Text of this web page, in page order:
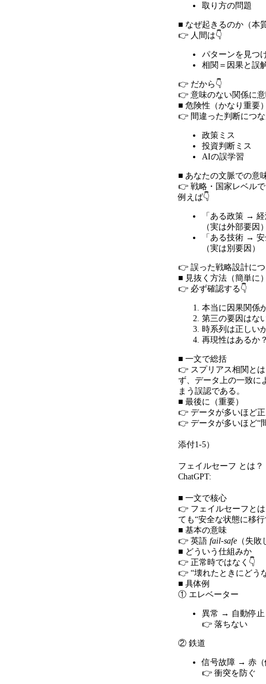
取り方の問題
■ なぜ起きるのか（本
👉 人間は👇
パターンを見つ
相関＝因果と誤
👉 だから👇
👉 意味のない関係に
■ 危険性（かなり重要
👉 間違った判断につ
政策ミス
投資判断ミス
AIの誤学習
■ あなたの文脈での意
👉 戦略・国家レベル
例えば👇
「ある政策 →
（実は外部要因
「ある技術 →
（実は別要因）
👉 誤った戦略設計に
■ 見抜く方法（簡単に
👉 必ず確認する👇
本当に因果関係
第三の要因はな
時系列は正しい
再現性はあるか
■ 一文で総括
👉 スプリアス相関と
ず、データ上の一致に
まう誤認である。
■ 最後に（重要）
👉 データが多いほど
👉 データが多いほど“
添付1-5）
フェイルセーフ とは？
ChatGPT:
■ 一文で核心
👉 フェイルセーフと
ても“安全な状態に移
■ 基本の意味
👉 英語 fail-safe （失
■ どういう仕組みか
👉 正常時ではなく👇
👉 “壊れたときにどう
■ 具体例
① エレベーター
異常 → 自動停止
👉 落ちない
② 鉄道
信号故障 → 赤
👉 衝突を防ぐ